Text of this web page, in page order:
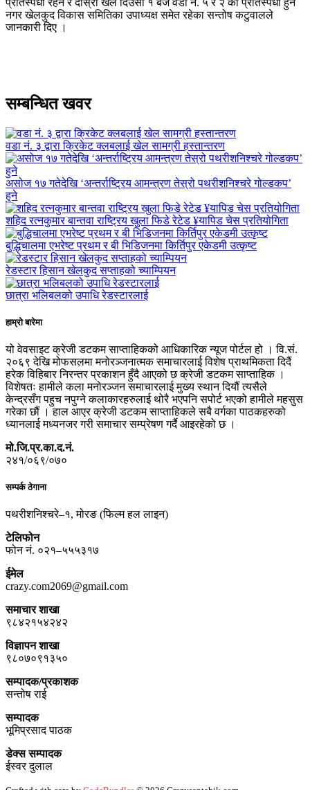
नगर खेलकुद विकास समितिका उपाध्यक्ष समेत रहेका सन्तोष कटुवालले
जानकारी दिए ।
सम्बन्धित खवर
वडा नं. ३ द्वारा क्रिकेट क्लबलाई खेल सामग्री हस्तान्तरण
असोज १७ गतेदेखि ‘अन्तर्राष्ट्रिय आमन्त्रण तेस्रो पथरीशनिश्चरे गोल्डकप’
हुने
शहिद रत्नकुमार बान्तवा राष्ट्रिय खुला फिडे रेटेड ¥यापिड चेस प्रतियोगिता
बुद्धिचालमा एभरेष्ट प्रथम र बी भिडिजनमा किर्तिपुर एकेडमी उत्कृष्ट
रेडस्टार हिसान खेलकुद सप्ताहको च्याम्पियन
छात्रा भलिबलको उपाधि रेडस्टारलाई
हाम्रो बारेमा
यो वेवसाइट क्रेजी डटकम साप्ताहिकको आधिकारिक न्यूज पोर्टल हो । वि.सं.
२०६९ देखि मोफसलमा मनोरञ्जनात्मक समाचारलाई विशेष प्राथमिकता दिदैं
हरेक विहिबार निरन्तर प्रकाशन हुँदै आएको छ क्रेजी डटकम साप्ताहिक ।
विशेषतः हामीले कला मनोरञ्जन समाचारलाई मुख्य स्थान दियौं त्यसैले
केन्द्रसँग पहुच नपुग्ने कलाकारहरुलाई थोरै भएपनि सपोर्ट भएको हामीले महसुस
गरेका छौं । हाल आएर क्रेजी डटकम साप्ताहिकले सबै वर्गका पाठकहरुको
ध्यानलाई मध्यनजर गरी समाचार सम्प्रेषण गर्दै आइरहेको छ ।
मो.जि.प्र.का.द.नं.
२४१/०६९/०७०
सम्पर्क ठेगाना
पथरीशनिश्चरे–१, मोरङ (फिल्म हल लाइन)
टेलिफोन
फोन नं. ०२१–५५५३१७
ईमेल
crazy.com2069@gmail.com
समाचार शाखा
९८४२१५४२४२
विज्ञापन शाखा
९८०७०९१३५०
सम्पादक/प्रकाशक
सन्तोष राई
सम्पादक
भूमिप्रसाद पाठक
डेक्स सम्पादक
ईस्वर दुलाल